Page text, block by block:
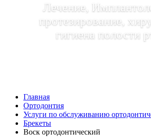
Лечение,
протезирование,
гигиена полости
Главная
Ортодонтия
Услуги по обслуживанию
Брекеты
Воск ортодонтический